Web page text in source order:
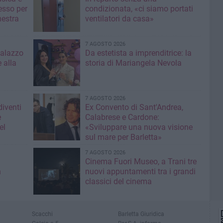
per
condizionata, «ci siamo portati
ventilatori da casa»
alla
7 AGOSTO 2026
Da estetista a imprenditrice: la
storia di Mariangela Nevola
7 AGOSTO 2026
Ex Convento di Sant'Andrea,
Calabrese e Cardone:
«Sviluppare una nuova visione
sul mare per Barletta»
7 AGOSTO 2026
Cinema Fuori Museo, a Trani tre
nuovi appuntamenti tra i grandi
classici del cinema
Scacchi
Barletta Giuridica